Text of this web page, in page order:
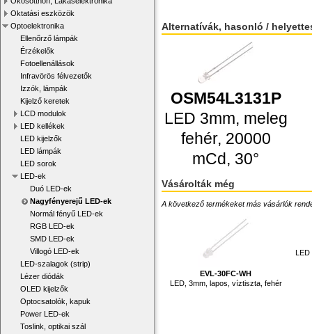
Oktatási eszközök
Optoelektronika
Ellenőrző lámpák
Érzékelők
Fotoellenállások
Infravörös félvezetők
Izzók, lámpák
Kijelző keretek
LCD modulok
LED kellékek
LED kijelzők
LED lámpák
LED sorok
LED-ek
Duó LED-ek
Nagyfényerejű LED-ek
Normál fényű LED-ek
RGB LED-ek
SMD LED-ek
Villogó LED-ek
LED-szalagok (strip)
Lézer diódák
OLED kijelzők
Optocsatolók, kapuk
Power LED-ek
Toslink, optikai szál
Alternatívák, hasonló /
OSM54L3131P
LED 3mm, meleg
fehér, 20000
mCd, 30°
Vásárolták még
A következő termékeket más vásárlók
EVL-30FC-WH
LED, 3mm, lapos, víztiszta, fehér
LED